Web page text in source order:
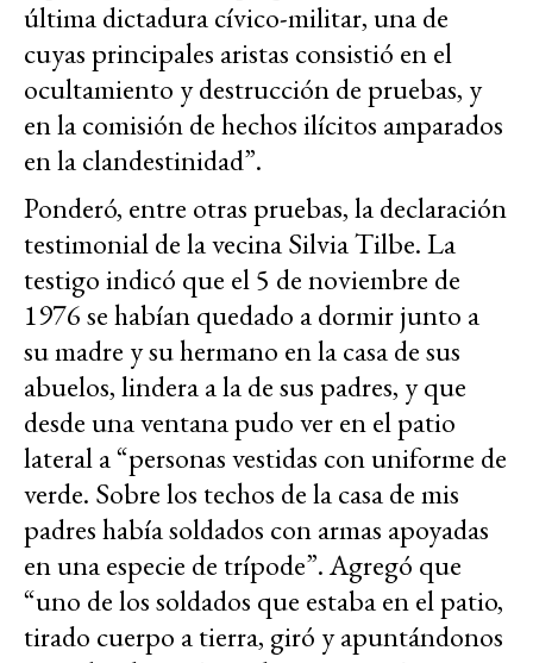
última dictadura cívico-militar, una de
cuyas principales aristas consistió en el
ocultamiento y destrucción de pruebas, y
en la comisión de hechos ilícitos amparados
en la clandestinidad”.
Ponderó, entre otras pruebas, la declaración
testimonial de la vecina Silvia Tilbe. La
testigo indicó que el 5 de noviembre de
1976 se habían quedado a dormir junto a
su madre y su hermano en la casa de sus
abuelos, lindera a la de sus padres, y que
desde una ventana pudo ver en el patio
lateral a “personas vestidas con uniforme de
verde. Sobre los techos de la casa de mis
padres había soldados con armas apoyadas
en una especie de trípode”. Agregó que
“uno de los soldados que estaba en el patio,
tirado cuerpo a tierra, giró y apuntándonos